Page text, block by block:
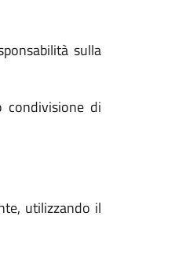
sulla
condivisione di
utilizzando il